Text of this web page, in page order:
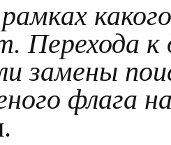
Перехода
замены
флага